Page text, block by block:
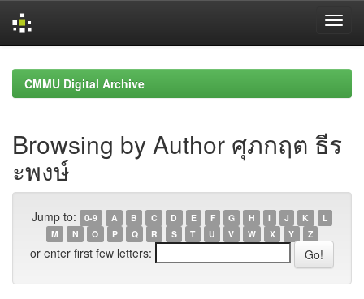
navigationCMMU Digital Archive
Browsing by Author ศุภกฤต ธีร
ะพงษ์
Jump to: 0-9 A B C D E F G H I J K
L
M
N O P Q R S T U V W X Y Z
or enter first few letters: